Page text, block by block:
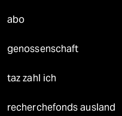
abo
genossenschaft
taz zahl ich
recherchefonds ausland